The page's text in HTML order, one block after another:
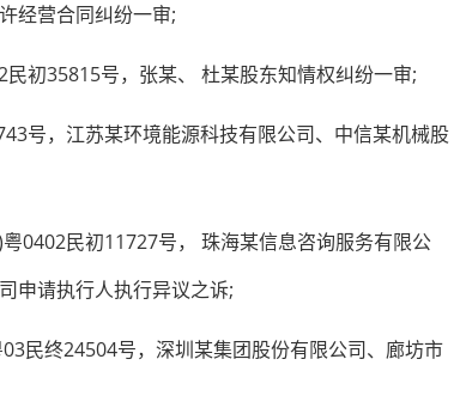
经营合同纠纷一审;
35815号，张某、 杜某股东知情权纠纷一审;
，江苏某环境能源科技有限公司、中信某机械股
民初11727号， 珠海某信息咨询服务有限公
申请执行人执行异议之诉;
终24504号，深圳某集团股份有限公司、廊坊市